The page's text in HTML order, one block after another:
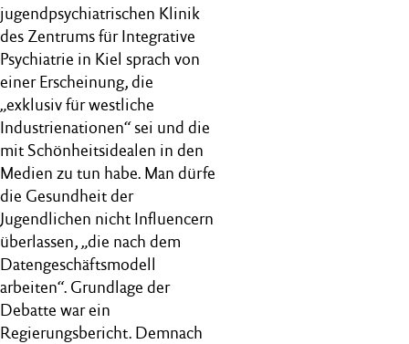
jugendpsychiatrischen Klinik
des Zentrums für Integrative
Psychiatrie in Kiel sprach von
einer Erscheinung, die
„exklusiv für westliche
Industrienationen“ sei und die
mit Schönheitsidealen in den
Medien zu tun habe. Man dürfe
die Gesundheit der
Jugendlichen nicht Influencern
überlassen, „die nach dem
Datengeschäftsmodell
arbeiten“. Grundlage der
Debatte war ein
Regierungsbericht. Demnach